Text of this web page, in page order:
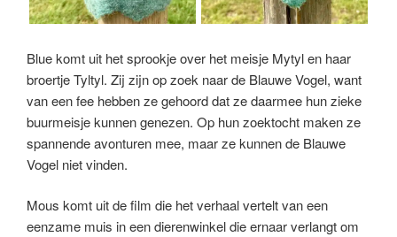
Blue komt uit het sprookje over het meisje Mytyl en haar
broertje Tyltyl. Zij zijn op zoek naar de Blauwe Vogel, want
van een fee hebben ze gehoord dat ze daarmee hun zieke
buurmeisje kunnen genezen. Op hun zoektocht maken ze
spannende avonturen mee, maar ze kunnen de Blauwe
Vogel niet vinden.
Mous komt uit de film die het verhaal vertelt van een
eenzame muis in een dierenwinkel die ernaar verlangt om